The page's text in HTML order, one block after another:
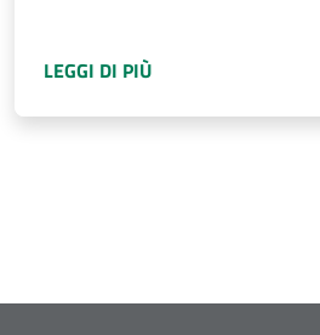
LEGGI DI PIÙ